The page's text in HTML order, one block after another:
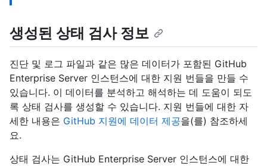
생성된 상태 검사 정보
진단 및 로그 파일과 같은 많은 데이터가 포함된 GitHub
Enterprise Server 인스턴스에 대한 지원 번들을 만들 수
있습니다. 이 데이터를 분석하고 해석하는 데 도움이 되도
록 상태 검사를 생성할 수 있습니다. 지원 번들에 대한 자
세한 내용은 GitHub 지원에 데이터 제공을(를) 참조하세
요.
상태 검사는 GitHub Enterprise Server 인스턴스에 대한